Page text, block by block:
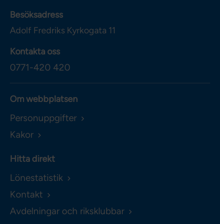
Besöksadress
Adolf Fredriks Kyrkogata 11
Kontakta oss
0771-420 420
Om webbplatsen
Personuppgifter
Kakor
Hitta direkt
Lönestatistik
Kontakt
Avdelningar och riksklubbar